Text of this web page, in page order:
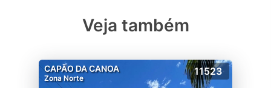
Veja também
CAPÃO DA CANOA
Zona Norte
11523